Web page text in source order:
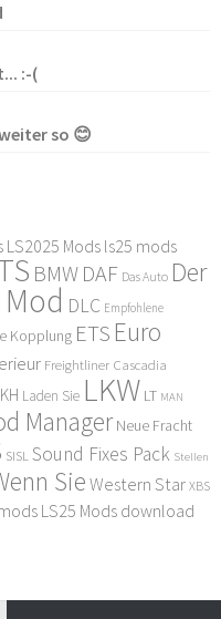
:-(
weiter so 😊
LS2025 Mods ls25 mods
BMW DAF Das Auto Der
DLC Empfohlene
Kopplung ETS Euro
Freightliner Cascadia
KH Laden Sie LKW LT MAN
Manager Neue Fracht
SISLSound Fixes Pack Stellen
Sie Western Star XBS
LS25 Mods download